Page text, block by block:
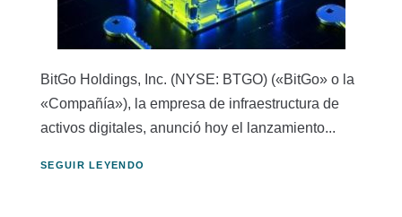
BitGo Holdings, Inc. (NYSE: BTGO) («BitGo» o la
«Compañía»), la empresa de infraestructura de
activos digitales, anunció hoy el lanzamiento...
SEGUIR LEYENDO